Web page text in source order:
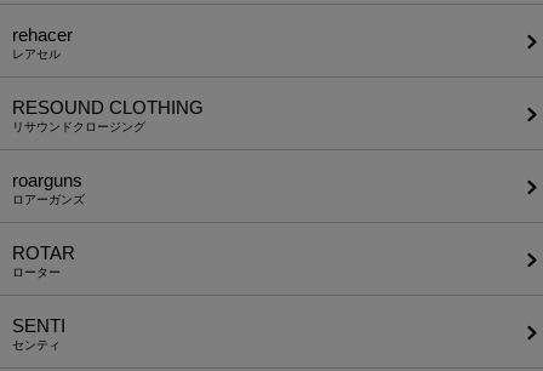
rehacer
レアセル
RESOUND CLOTHING
リサウンドクロージング
roarguns
ロアーガンズ
ROTAR
ローター
SENTI
センティ